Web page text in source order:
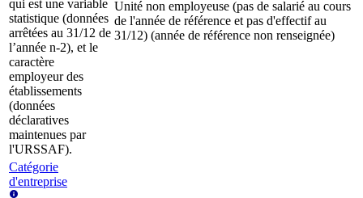
qui est une variable
statistique (données
arrêtées au 31/12 de
l’année n-2), et le
caractère
employeur des
établissements
(données
déclaratives
maintenues par
l'URSSAF).
Unité non employeuse (pas de salarié au cours
de l'année de référence et pas d'effectif au
31/12) (année de référence non renseignée)
Catégorie
d'entreprise